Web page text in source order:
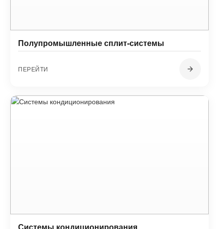
Полупромышленные сплит-системы
ПЕРЕЙТИ